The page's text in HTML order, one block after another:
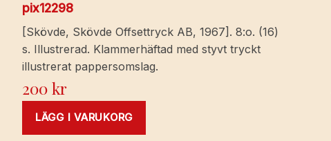
pix12298
[Skövde, Skövde Offsettryck AB, 1967]. 8:o. (16)
s. Illustrerad. Klammerhäftad med styvt tryckt
illustrerat pappersomslag.
200kr
LÄGG I VARUKORG